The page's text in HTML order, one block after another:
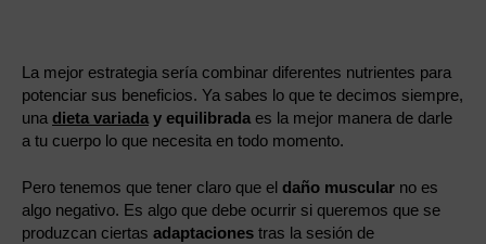
La mejor estrategia sería combinar diferentes nutrientes para
potenciar sus beneficios. Ya sabes lo que te decimos siempre,
una dieta variada y equilibrada es la mejor manera de darle
a tu cuerpo lo que necesita en todo momento.
Pero tenemos que tener claro que el daño muscular no es
algo negativo. Es algo que debe ocurrir si queremos que se
produzcan ciertas adaptaciones tras la sesión de